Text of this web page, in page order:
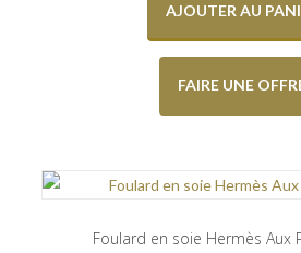
AJOUTER AU
FAIRE UNE
Foulard en soie Hermès Aux